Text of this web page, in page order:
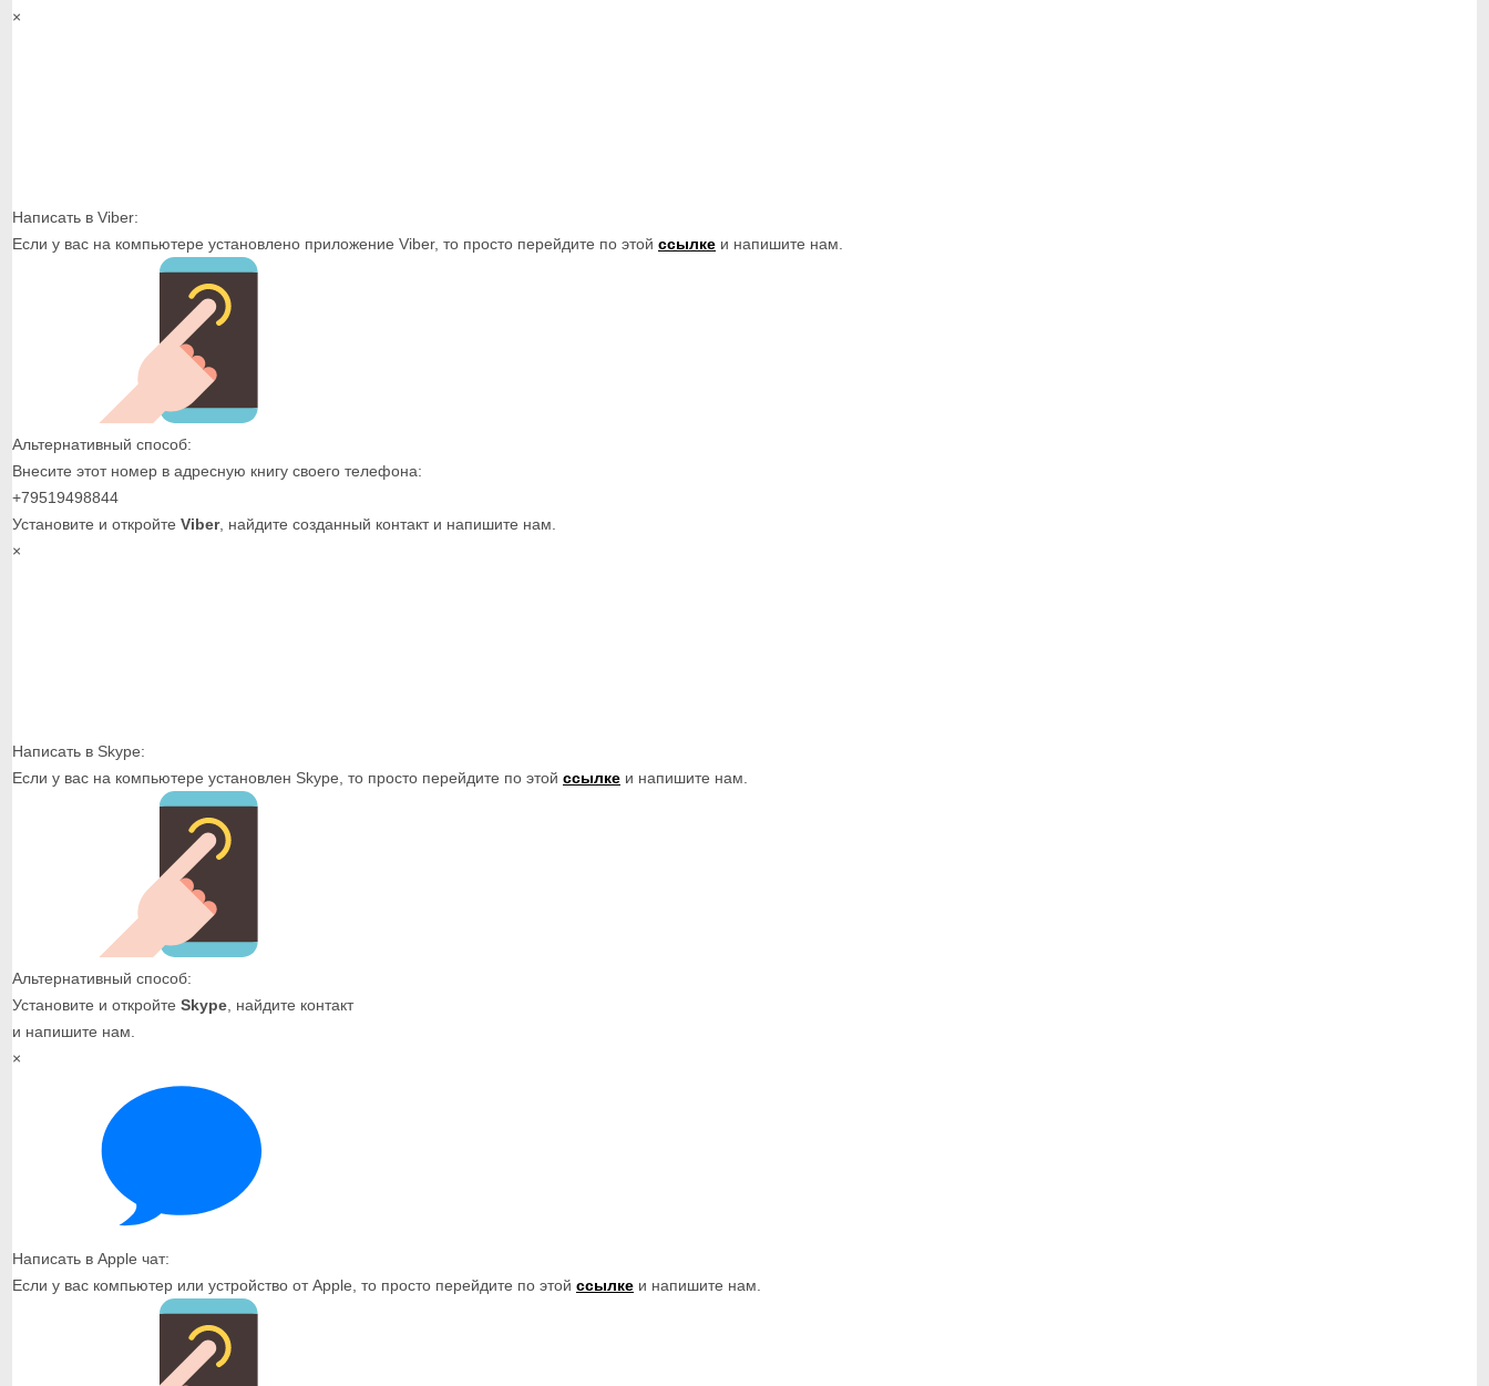
×
Написать в Viber:
Если у вас на компьютере установлено приложение Viber, то просто перейдите по этой ссылке и напишите нам.
Альтернативный способ:
Внесите этот номер в адресную книгу своего телефона:
+79519498844
Установите и откройте Viber, найдите созданный контакт и напишите нам.
×
Написать в Skype:
Если у вас на компьютере установлен Skype, то просто перейдите по этой ссылке и напишите нам.
Альтернативный способ:
Установите и откройте Skype , найдите контакт
и напишите нам.
×
Написать в Apple чат:
Если у вас компьютер или устройство от Apple, то просто перейдите по этой ссылке и напишите нам.